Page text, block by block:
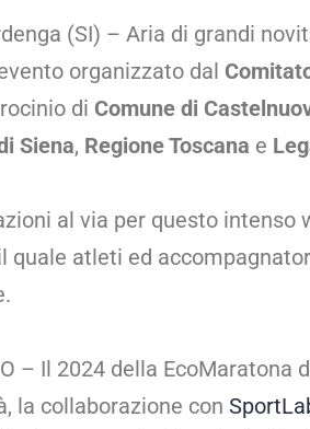
(SI) – Aria di grandi
organizzato dal
di Comune di
Siena, Regione Toscana e
al via per questo intenso
quale atleti ed
– Il 2024 della EcoMaratona
la collaborazione con